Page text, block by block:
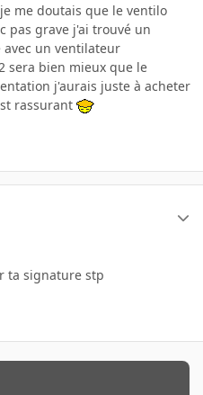
me doutais que le ventilo
pas grave j'ai trouvé un
avec un ventilateur
sera bien mieux que le
j'aurais juste à acheter
rassurant
ta signature stp